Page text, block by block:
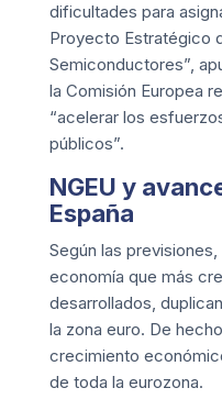
dificultades para
Proyecto Estratégico
Semiconductores”,
la Comisión Europea
“acelerar los
públicos”.
NGEU y
España
Según las
economía que más
desarrollados,
la zona euro. De
crecimiento
de toda la eurozona.